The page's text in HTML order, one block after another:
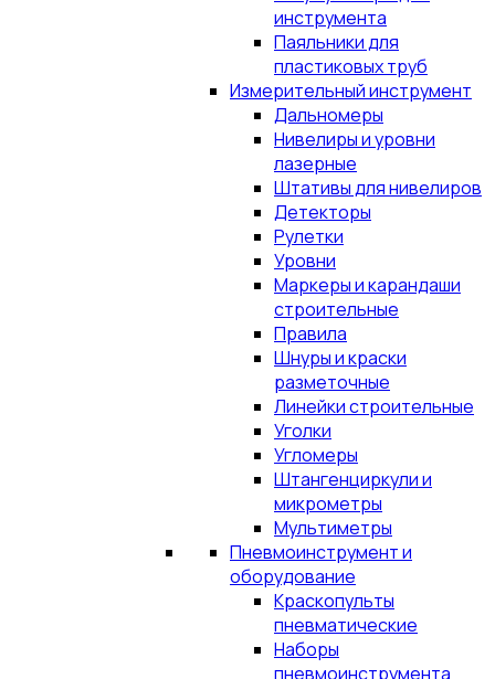
инструмента
Паяльники для
пластиковых труб
Измерительный инструмент
Дальномеры
Нивелиры и уровни
лазерные
Штативы для нивелиров
Детекторы
Рулетки
Уровни
Маркеры и карандаши
строительные
Правила
Шнуры и краски
разметочные
Линейки строительные
Уголки
Угломеры
Штангенциркули и
микрометры
Мультиметры
Пневмоинструмент и
оборудование
Краскопульты
пневматические
Наборы
пневмоинструмента